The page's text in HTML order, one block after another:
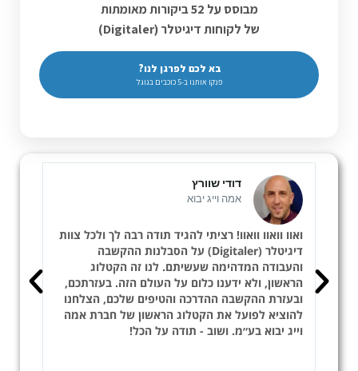
מבוסס על 52 ביקורות
מאומתות
של לקוחותדיגיטלר (Digitaler)
בא לכם לפרגן לנו?
פנקו אותנו ב-5 כוכבים בגוגל
דודי שוורץ
אמה וייג יבוא
ואוו וואוו וואוו! רציתי להגיד תודה רבה לך ולכל צוות
דיגיטלר (Digitaler) על הסבלנות ההקשבה
והעבודה המדהימה שעשיתם. לנו זה הקטלוג
הראשון, ולא ידענו כלום על העולם הזה. בעזרתכם,
ובעזרת ההקשבה ההדרכה והטיפים שלכם, הצלחנו
להוציא לפועל את הקטלוג הראשון של חברת אמה
וייג יבוא בע״מ. ושוב - תודה על הכל!